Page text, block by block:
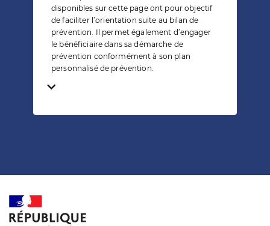
disponibles sur cette page ont pour objectif
de faciliter l’orientation suite au bilan de
prévention. Il permet également d’engager
le bénéficiaire dans sa démarche de
prévention conformément à son plan
personnalisé de prévention.
Temps de lecture